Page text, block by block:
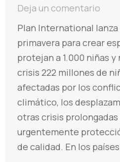
Deja un comentario
Plan International
primavera para crear
protejan a 1.000 niñas
crisis 222 millones de
afectadas por los
climático, los
otras crisis
urgentemente
de calidad. En los